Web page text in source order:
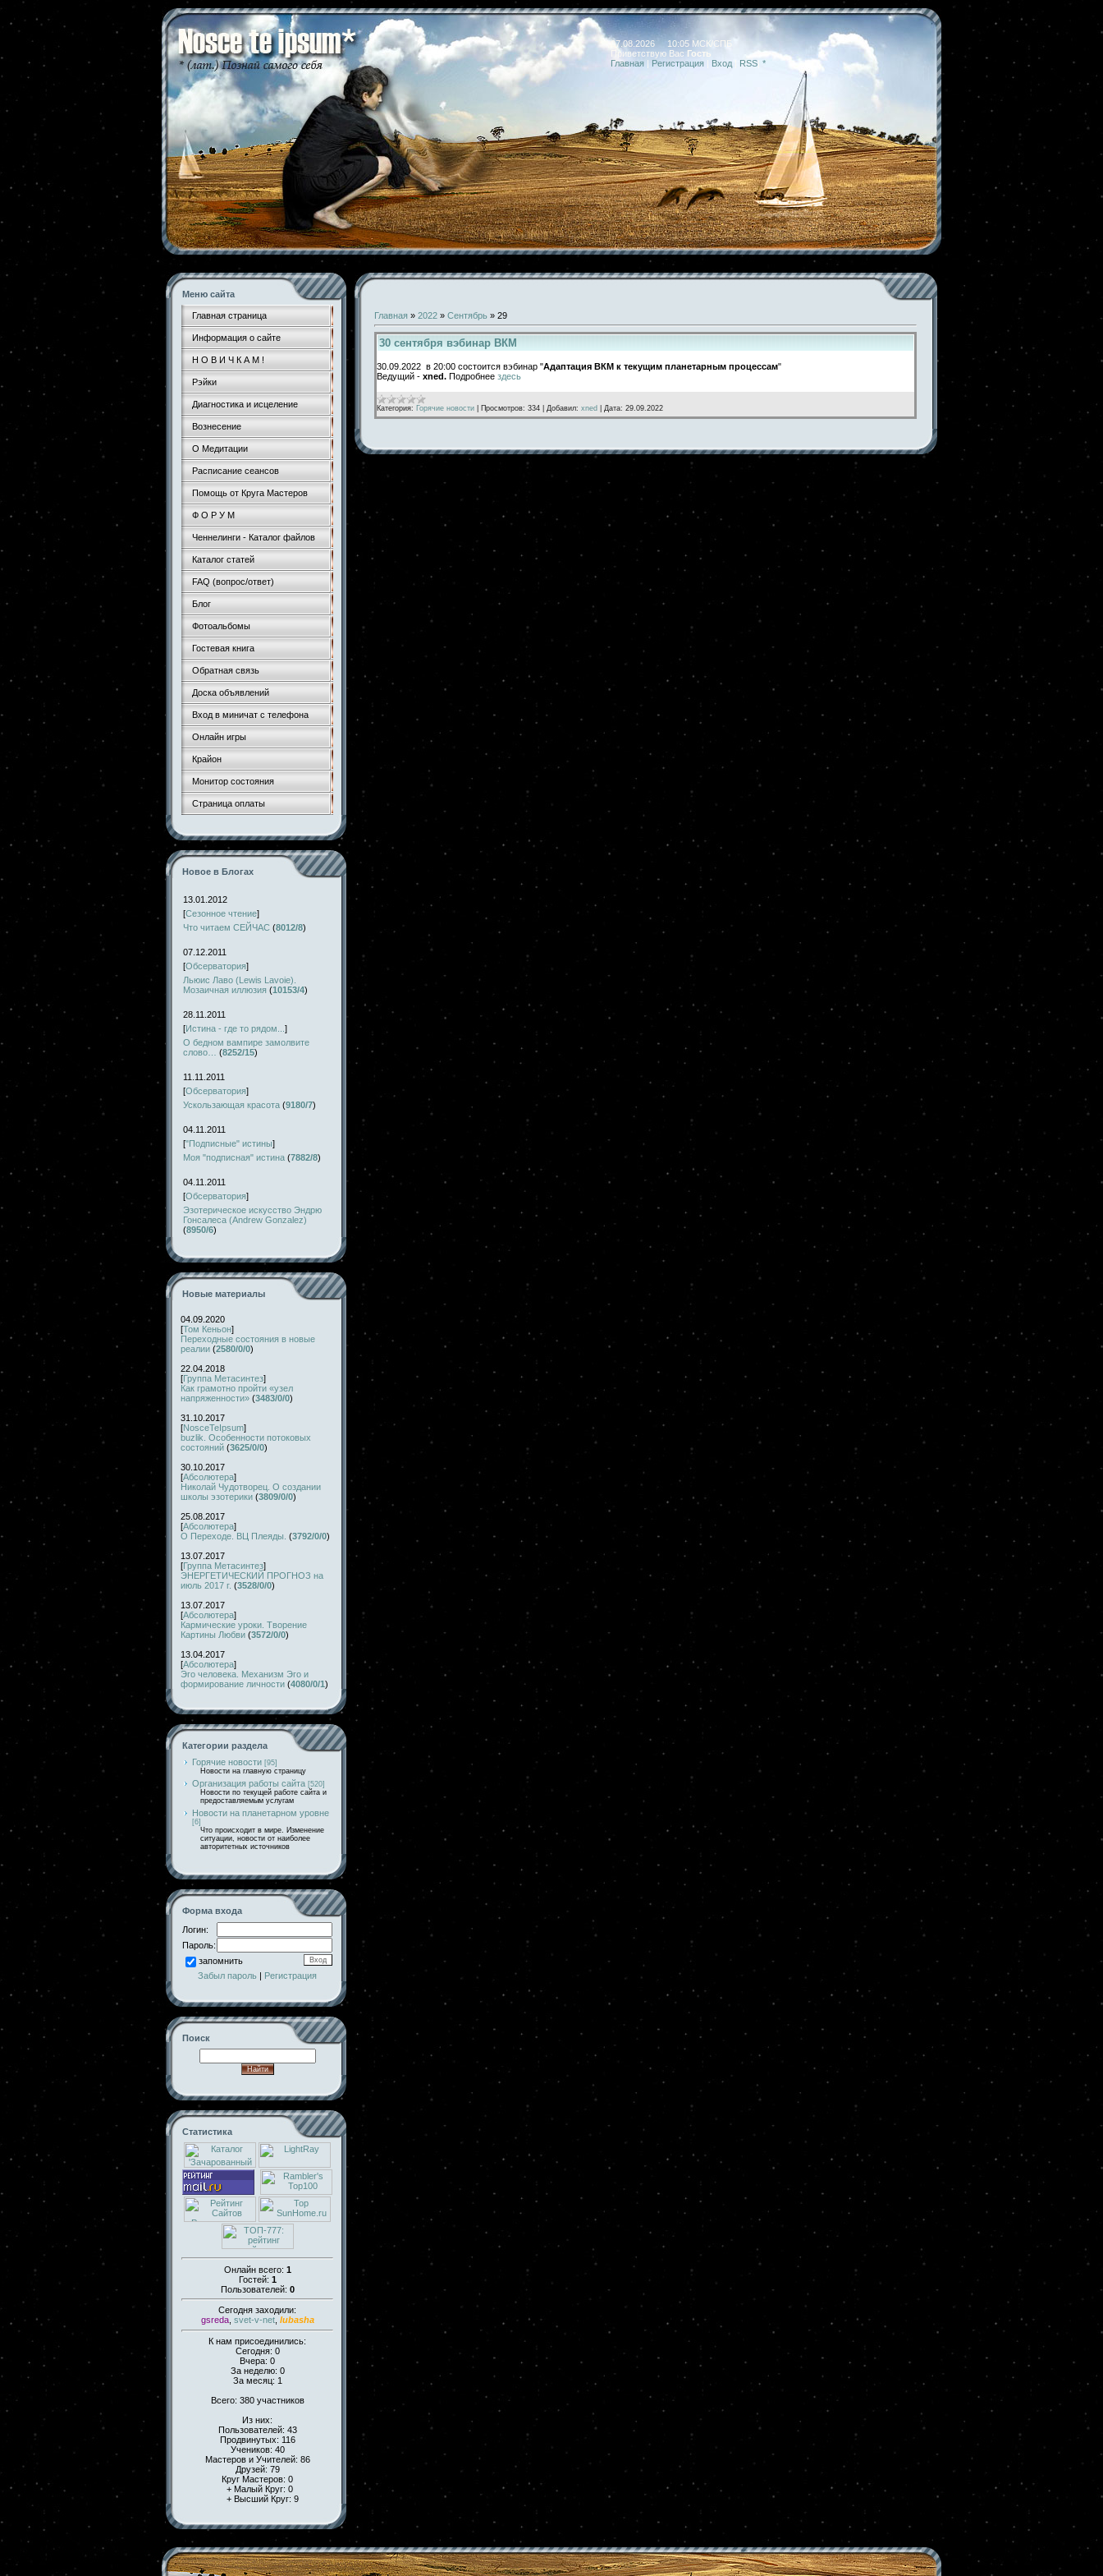
07.08.2026 10:05 МСК/СПБ
Приветствую Вас Гость
Главная | Регистрация | Вход RSS *
Меню сайта
Главная страница
Информация о сайте
Н О В И Ч К А М !
Рэйки
Диагностика и исцеление
Вознесение
О Медитации
Расписание сеансов
Помощь от Круга Мастеров
Ф О Р У М
Ченнелинги - Каталог файлов
Каталог статей
FAQ (вопрос/ответ)
Блог
Фотоальбомы
Гостевая книга
Обратная связь
Доска объявлений
Вход в миничат с телефона
Онлайн игры
Крайон
Монитор состояния
Страница оплаты
Новое в Блогах
13.01.2012
[Сезонное чтение]
Что читаем СЕЙЧАС (8012/8)
07.12.2011
[Обсерватория]
Льюис Лаво (Lewis Lavoie).
Мозаичная иллюзия (10153/4)
28.11.2011
[Истина - где то рядом... ]
О бедном вампире замолвите
слово…
(8252/15)
11.11.2011
[Обсерватория]
Ускользающая красота (9180/7)
04.11.2011
["Подписные" истины]
Моя "подписная" истина (7882/8)
04.11.2011
[Обсерватория]
Эзотерическое искусство Эндрю
Гонсалеса (Andrew Gonzalez)
(8950/6)
Новые материалы
04.09.2020
[Том Кеньон]
Переходные состояния в новые
реалии (2580/0/0)
22.04.2018
[Группа Метасинтез]
Как грамотно пройти «узел
напряженности» (3483/0/0)
31.10.2017
[NosceTeIpsum]
buzlik. Особенности потоковых
состояний (3625/0/0)
30.10.2017
[Абсолютера]
Николай Чудотворец. О создании
школы эзотерики (3809/0/0)
25.08.2017
[Абсолютера]
О Переходе. ВЦ Плеяды. (3792/0/0)
13.07.2017
[Группа Метасинтез]
ЭНЕРГЕТИЧЕСКИЙ ПРОГНОЗ на
июль 2017 г. (3528/0/0)
13.07.2017
[Абсолютера]
Кармические уроки. Творение
Картины Любви (3572/0/0)
13.04.2017
[Абсолютера]
Эго человека. Механизм Эго и
формирование личности (4080/0/1)
Категории раздела
Горячие новости [95]
Новости на главную страницу
Организация работы сайта [520]
Новости по текущей работе сайта и
предоставляемым услугам
Новости на планетарном уровне
[6]
Что происходит в мире. Изменение
ситуации, новости от наиболее
авторитетных источников
Форма входа
Логин:
Пароль:
запомнить
Забыл пароль | Регистрация
Поиск
Статистика
Онлайн всего: 1
Гостей: 1
Пользователей: 0
Сегодня заходили:
gsreda, svet-v-net, lubasha
К нам присоединились:
Сегодня: 0
Вчера: 0
За неделю: 0
За месяц: 1
Всего: 380 участников
Из них:
Пользователей: 43
Продвинутых: 116
Учеников: 40
Мастеров и Учителей: 86
Друзей: 79
Круг Мастеров: 0
+ Малый Круг: 0
+ Высший Круг: 9
Главная » 2022 » Сентябрь » 29
30 сентября вэбинар ВКМ
30.09.2022 в 20:00 состоится вэбинар "Адаптация ВКМ к текущим планетарным процессам"
Ведущий - xned. Подробнее здесь
Категория: Горячие новости Просмотров: 334 Добавил: xned Дата: 29.09.2022